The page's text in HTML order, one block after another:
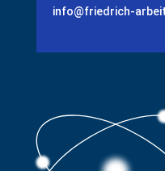
info@friedrich-